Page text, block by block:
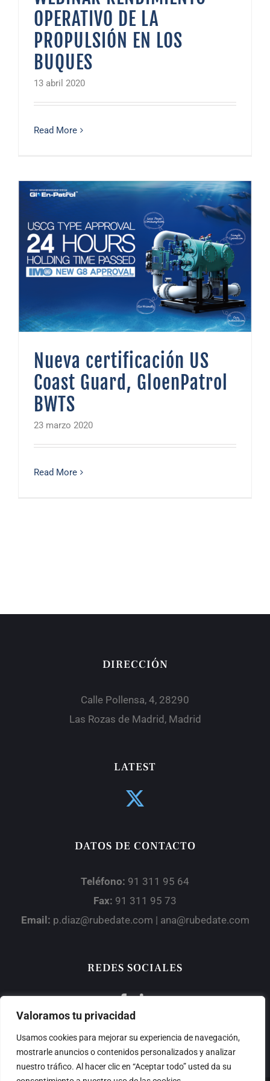
Valoramos tu privacidad
Usamos cookies para mejorar su experiencia de navegación,
mostrarle anuncios o contenidos personalizados y analizar
nuestro tráfico. Al hacer clic en “Aceptar todo” usted da su
OPERATIVO DE LA
PROPULSIÓN EN LOS
BUQUES
13 abril 2020
Read More
Nueva certificación US
Coast Guard, GloenPatrol
BWTS
23 marzo 2020
Read More
DIRECCIÓN
Calle Pollensa, 4, 28290
Las Rozas de Madrid, Madrid
LATEST
DATOS DE CONTACTO
Teléfono: 91 311 95 64
Fax: 91 311 95 73
Email: p.diaz@rubedate.com | ana@rubedate.com
REDES SOCIALES